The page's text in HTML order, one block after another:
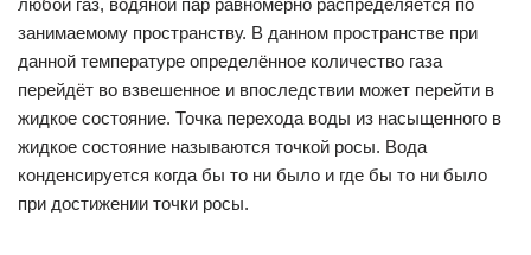
любой газ, водяной пар равномерно распределяется по
занимаемому пространству. В данном пространстве при
данной температуре определённое количество газа
перейдёт во взвешенное и впоследствии может перейти в
жидкое состояние. Точка перехода воды из насыщенного в
жидкое состояние называются точкой росы. Вода
конденсируется когда бы то ни было и где бы то ни было
при достижении точки росы.